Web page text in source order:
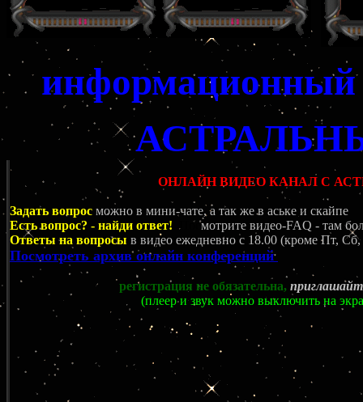
информационный
ОНЛАЙН ВИДЕО КАНАЛ С
Задать вопрос можно в мини-чате, а так же в аське и скайпе
Есть вопрос? - найди ответ! Посмотрите видео-FAQ - там
Ответы на вопросы в видео ежедневно c 18.00 (кроме Пт,
Посмотреть архив онлайн конференций
регистрация не обязательна,
(плеер и звук можно выключить на